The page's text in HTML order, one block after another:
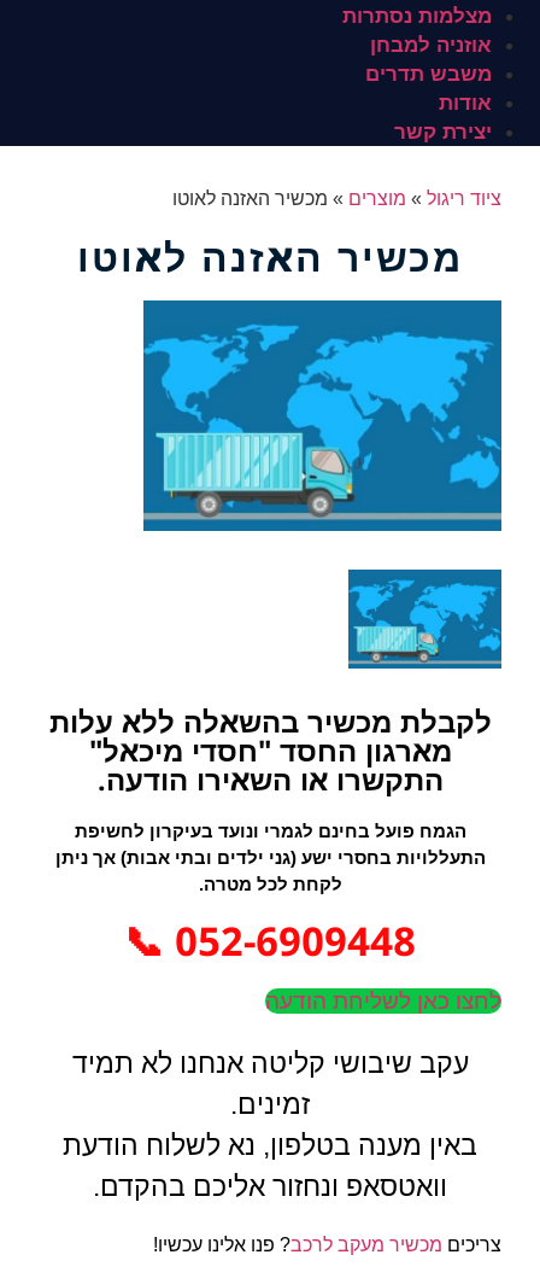
מצלמות נסתרות
אוזניה למבחן
משבש תדרים
אודות
יצירת קשר
ציוד ריגול » מוצרים » מכשיר האזנה לאוטו
מכשיר האזנה לאוטו
לקבלת מכשיר בהשאלה ללא עלות
מארגון החסד "חסדי מיכאל"
התקשרו או השאירו הודעה.
הגמח פועל בחינם לגמרי ונועד בעיקרון לחשיפת
התעללויות בחסרי ישע (גני ילדים ובתי אבות) אך ניתן
לקחת לכל מטרה.
052-6909448 📞
לחצו כאן לשליחת הודעה
עקב שיבושי קליטה אנחנו לא תמיד
זמינים.
באין מענה בטלפון, נא לשלוח הודעת
וואטסאפ ונחזור אליכם בהקדם.
צריכים מכשיר מעקב לרכב? פנו אלינו עכשיו!